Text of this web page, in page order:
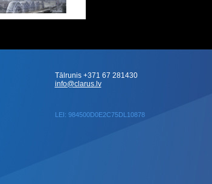
LEI: 984500D0E2C75DL10878
Tālrunis +371 67 281430
info@clarus.lv